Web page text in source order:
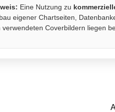
Eine Nutzung zu
eigener Chartseiten,
verwendeten Coverbildern liegen